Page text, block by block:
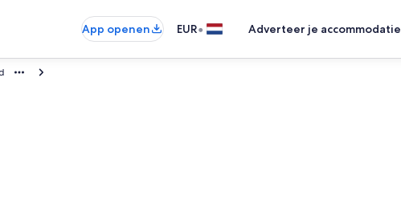
App openen EUR• Adverteer je accommodatie